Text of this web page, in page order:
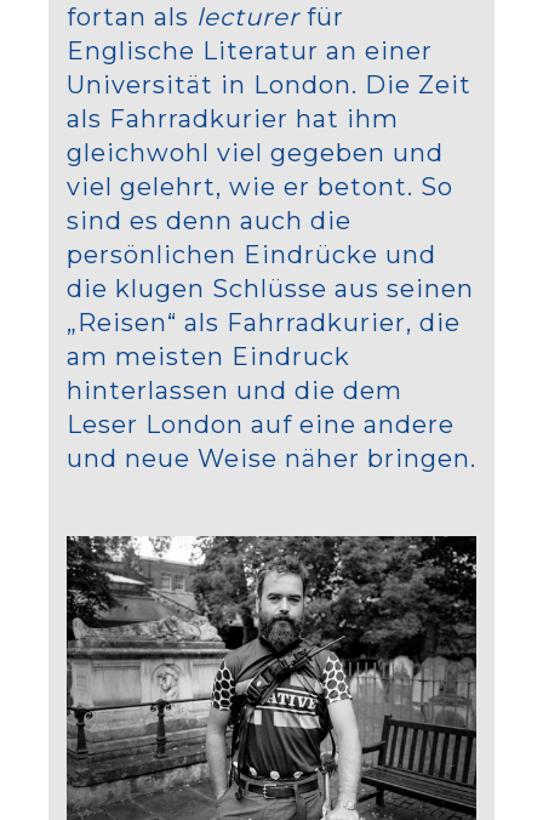
fortan als lecturerfür
Englische Literatur an einer
Universität in London. Die Zeit
als Fahrradkurier hat ihm
gleichwohl viel gegeben und
viel gelehrt, wie er betont. So
sind es denn auch die
persönlichen Eindrücke und
die klugen Schlüsse aus seinen
„Reisen“ als Fahrradkurier, die
am meisten Eindruck
hinterlassen und die dem
Leser London auf eine andere
und neue Weise näher bringen.